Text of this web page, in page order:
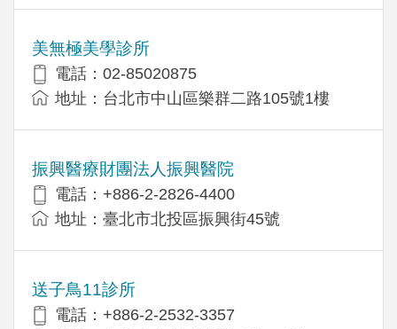
美無極美學診所
電話：02-85020875
地址：台北市中山區樂群二路105號1樓
振興醫療財團法人振興醫院
電話：+886-2-2826-4400
地址：臺北市北投區振興街45號
送子鳥11診所
電話：+886-2-2532-3357